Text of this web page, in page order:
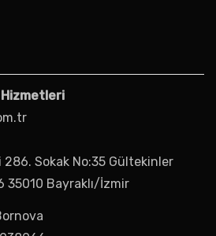
286. Sokak No:35 Gültekinler
35010 Bayraklı/İzmir